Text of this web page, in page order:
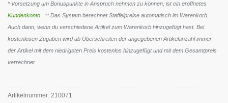
* Vorsetzung um Bonuspunkte in Anspruch nehmen zu können, ist ein eröffnetes
Kundenkonto . ** Das System berechnet Staffelpreise automatisch im Warenkorb.
Auch dann, wenn du verschiedene Artikel zum Warenkorb hinzugefügt hast. Bei
kostenlosen Zugaben wird ab Überschreiten der angegebenen Artikelanzahl immer
der Artikel mit dem niedrigsten Preis kostenlos hinzugefügt und mit dem Gesamtpreis
verrechnet.
Artikelnummer: 210071